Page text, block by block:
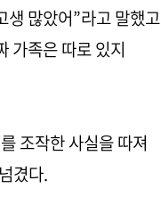
생 많았어”라고 말했고
가족은 따로 있지
조작한 사실을 따져
겼다.